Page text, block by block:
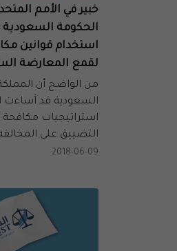
خبير في الأمم
الحكومة
استخدام قوانين
لقمع المعارضة
من الواضح أن
السعودية قد أساءت
استراتيجيات
التضييق على
2018-06-09